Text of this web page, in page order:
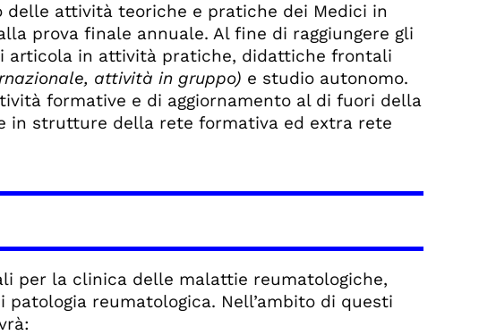
attività teoriche e pratiche dei Medici in
prova finale annuale. Al fine di raggiungere gli
articola in attività pratiche, didattiche frontali
attività in gruppo) e studio autonomo.
formative e di aggiornamento al di fuori della
in strutture della rete formativa ed extra rete
per la clinica delle malattie reumatologiche,
reumatologica. Nell’ambito di questi